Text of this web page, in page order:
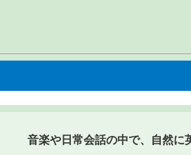
音楽や日常会話の中で、自然に